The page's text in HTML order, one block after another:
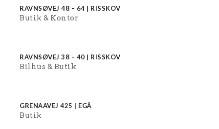
RAVNSØVEJ 48 – 64 | RISSKOV
Butik Kontor
RAVNSØVEJ 38 – 40 | RISSKOV
Bilhus Butik
GRENAAVEJ 425 | EGÅ
Butik